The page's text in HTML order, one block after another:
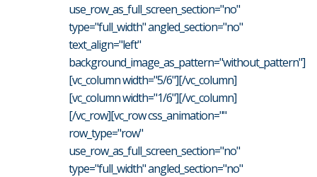
use_row_as_full_screen_section="no"
type="full_width" angled_section="no"
text_align="left"
background_image_as_pattern="without_pattern"]
[vc_column width="5/6"][/vc_column]
[vc_column width="1/6"][/vc_column]
[/vc_row][vc_row css_animation=""
row_type="row"
use_row_as_full_screen_section="no"
type="full_width" angled_section="no"